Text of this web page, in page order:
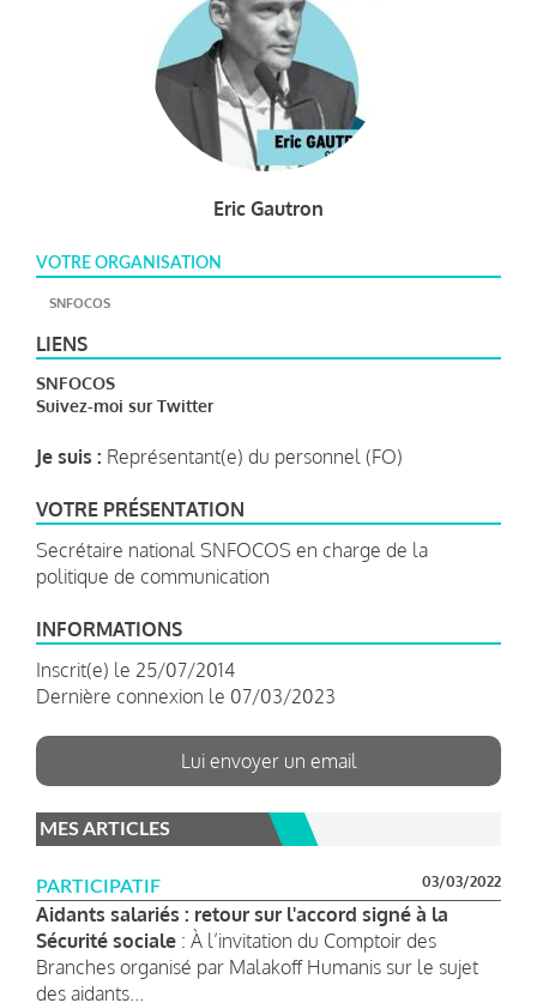
Eric Gautron
VOTRE ORGANISATION
SNFOCOS
LIENS
SNFOCOS
Suivez-moi sur Twitter
Je suis : Représentant(e) du personnel (FO)
VOTRE PRÉSENTATION
Secrétaire national SNFOCOS en charge de la
politique de communication
INFORMATIONS
Inscrit(e) le 25/07/2014
Dernière connexion le 07/03/2023
Lui envoyer un email
MES ARTICLES
PARTICIPATIF 03/03/2022
Aidants salariés : retour sur l'accord signé à la
Sécurité sociale : À l’invitation du Comptoir des
Branches organisé par Malakoff Humanis sur le sujet
des aidants...